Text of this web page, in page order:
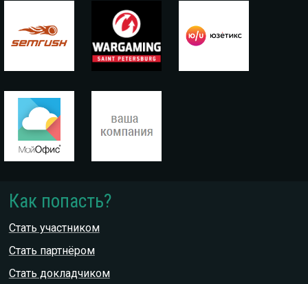
Как попасть?
Стать участником
Стать партнёром
Стать докладчиком